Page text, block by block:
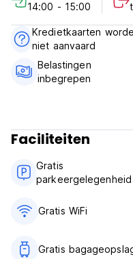
14:00 - 15:00
Kredietkaarten
niet aanvaard
Belastingen
inbegrepen
Faciliteiten
Gratis
parkeergelegenheid
Gratis WiFi
Gratis